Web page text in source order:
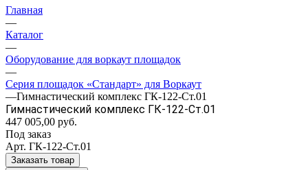
Главная
—
Каталог
—
Оборудование для воркаут площадок
—
Серия площадок «Стандарт» для Воркаут
—Гимнастический комплекс ГК-122-Ст.01
Гимнастический комплекс ГК-122-Ст.01
447 005,00 руб.
Под заказ
Арт. ГК-122-Ст.01
Заказать товар